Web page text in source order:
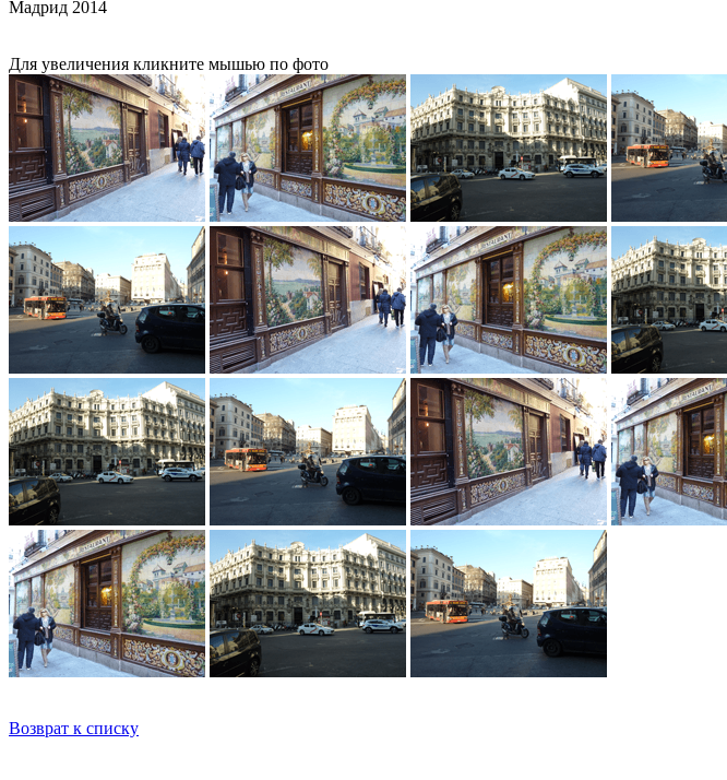
Мадрид 2014
Для увеличения кликните мышью по фото
Возврат к списку